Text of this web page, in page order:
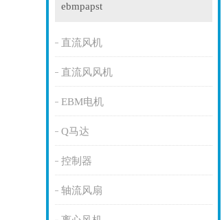
ebmpapst
直流风机
直流风风机
EBM电机
Q马达
控制器
轴流风扇